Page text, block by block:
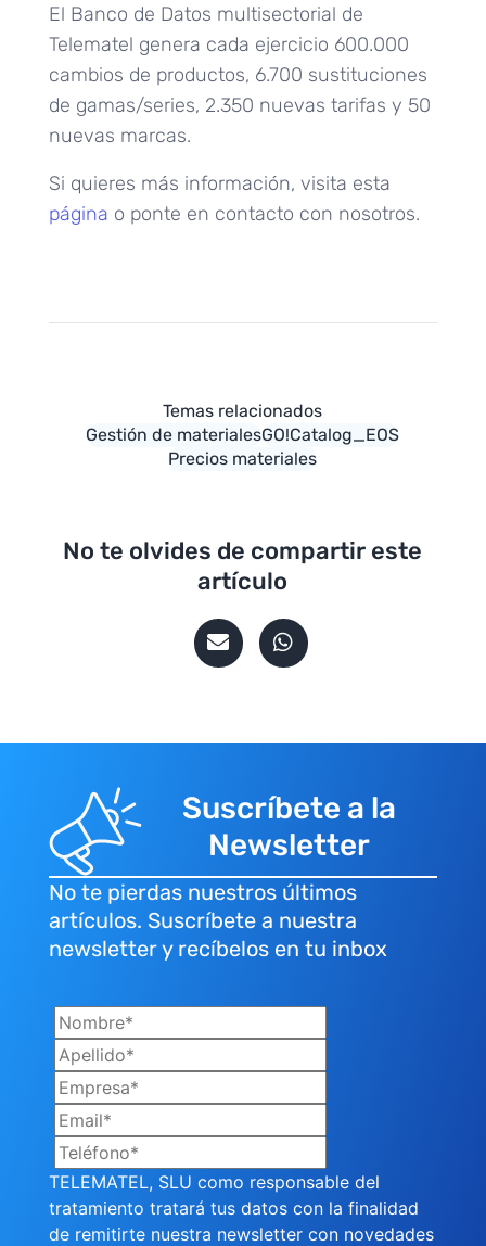
El Banco de Datos multisectorial de
Telematel genera cada ejercicio 600.000
cambios de productos, 6.700 sustituciones
de gamas/series, 2.350 nuevas tarifas y 50
nuevas marcas.
Si quieres más información, visita esta
página o ponte en contacto con nosotros.
Gestión de materialesGO!Catalog_EOS
Precios materiales
No te olvides de compartir este
artículo
Suscríbete a la
Newsletter
No te pierdas nuestros últimos
artículos. Suscríbete a nuestra
newsletter y recíbelos en tu inbox
TELEMATEL, SLU como responsable del
tratamiento tratará tus datos con la finalidad
de remitirte nuestra newsletter con novedades